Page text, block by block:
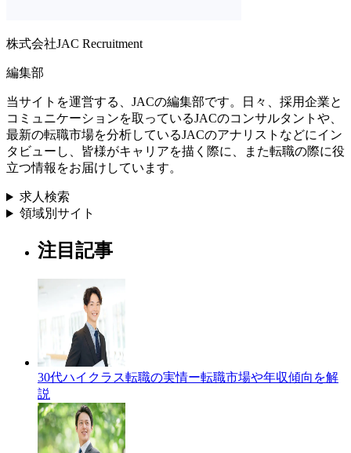
株式会社JAC Recruitment
編集部
当サイトを運営する、JACの編集部です。日々、採用企業と
コミュニケーションを取っているJACのコンサルタントや、
最新の転職市場を分析しているJACのアナリストなどにイン
タビューし、皆様がキャリアを描く際に、また転職の際に役
立つ情報をお届けしています。
求人検索
領域別サイト
注目記事
30代ハイクラス転職の実情ー転職市場や年収傾向を解
説